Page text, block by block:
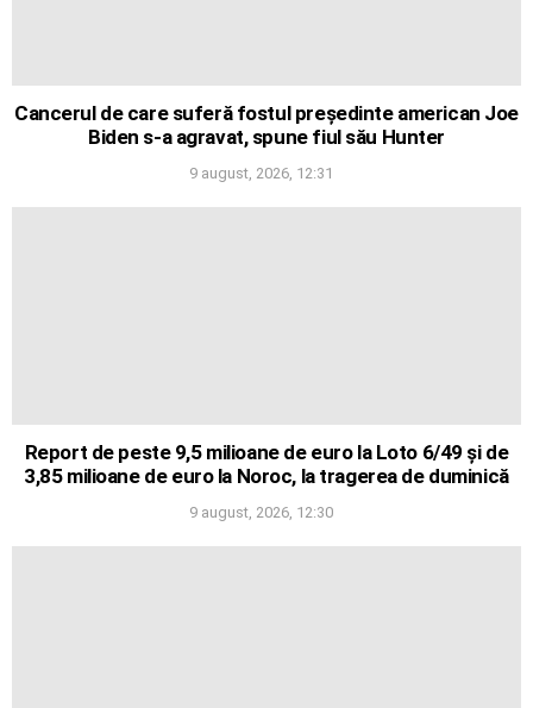
Cancerul de care suferă fostul președinte american Joe
Biden s-a agravat, spune fiul său Hunter
9 august, 2026, 12:31
Report de peste 9,5 milioane de euro la Loto 6/49 și de
3,85 milioane de euro la Noroc, la tragerea de duminică
9 august, 2026, 12:30